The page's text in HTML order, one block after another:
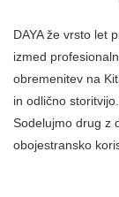
DAYA že vrsto let
izmed
obremenitev na
in odlično
Sodelujmo drug z
obojestransko